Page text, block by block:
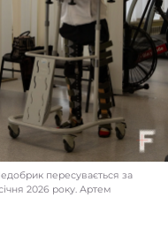
пересувається за
2026 року. Артем